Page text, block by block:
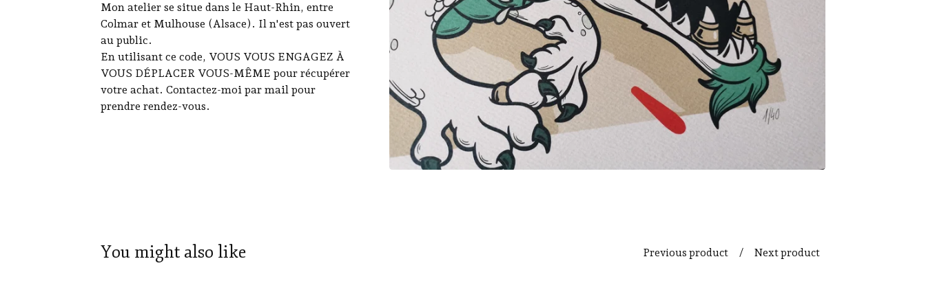
Mon atelier se situe dans le Haut-Rhin, entre
Colmar et Mulhouse (Alsace). Il n'est pas ouvert
au public.
En utilisant ce code, VOUS VOUS ENGAGEZ À
VOUS DÉPLACER VOUS-MÊME pour récupérer
votre achat. Contactez-moi par mail pour
prendre rendez-vous.
You might also like Previous product Next product